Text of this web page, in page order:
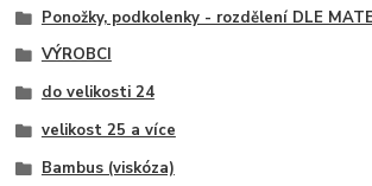
Ponožky, podkolenky - rozdělení DLE
VÝROBCI
do velikosti 24
velikost 25 a více
Bambus (viskóza)